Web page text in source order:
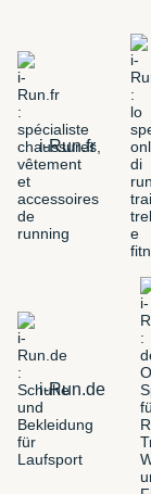
i-Run.fr
i-Run.de